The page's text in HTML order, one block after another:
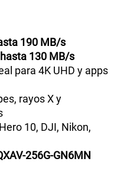
190 MB/s
hasta 130 MB/s
para 4K UHD y apps
rayos X y
10, DJI, Nikon,
256G-GN6MN